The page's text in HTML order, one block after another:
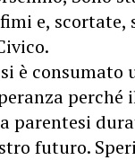
e, scortate,
è consumato
perché
parentesi
futuro.